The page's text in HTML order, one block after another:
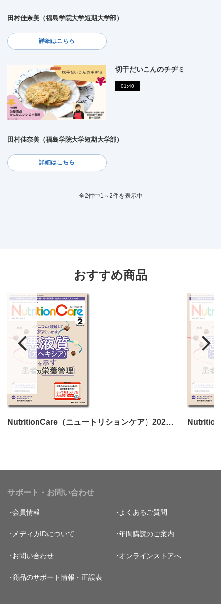
田村佳奈美（福島学院大学短期大学部）
詳細はこちら
切干だいこんのチヂミ
01:40
田村佳奈美（福島学院大学短期大学部）
詳細はこちら
全2件中1～2件を表示中
おすすめ商品
NutritionCare（ニュートリションケア）2025年2月号
サポート・お問い合わせ
会員情報 よくあるご質問
メディカIDについて 年間購読のご案内
お問い合わせ オンラインストアへ
商品のサポート情報・正誤表